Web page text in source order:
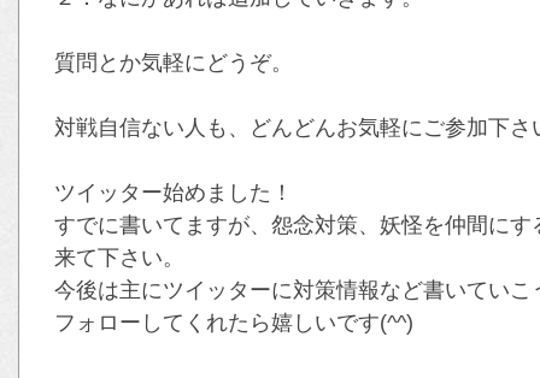
質問とか気軽にどうぞ。
対戦自信ない人も、どんどんお気軽にご参加下さ
ツイッター始めました！
すでに書いてますが、怨念対策、妖怪を仲間に
来て下さい。
今後は主にツイッターに対策情報など書いてい
フォローしてくれたら嬉しいです(^^)